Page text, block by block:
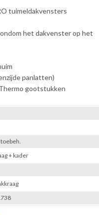
tuimeldakvensters
het dakvenster op het
panlatten)
gootstukken
+ kader